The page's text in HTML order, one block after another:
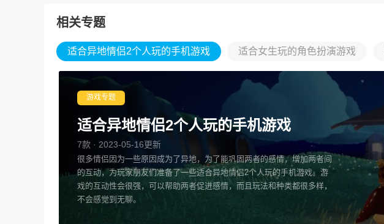
相关专题
适合异地情侣2个人玩的手机游戏 适合女生玩的角色扮演游戏
游戏专题
适合异地情侣2个人玩的手机游戏
7款 · 2023-05-16更新
很多情侣因为一些原因成为了异地，为了能巩固两者的感情，增加两者间
的互动，为玩家朋友们准备了一些适合异地情侣2个人玩的手机游戏。游
戏的互动性会很强，可以帮助两者促进感情，而且玩法和种类都很多样，
不会感觉到无聊。